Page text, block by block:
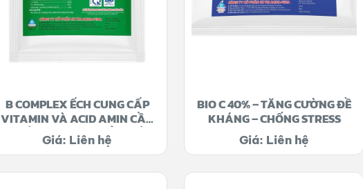
B COMPLEX ẾCH CUNG CẤP
VITAMIN VÀ ACID AMIN CẦN
THIẾT CHO TRAO ĐỔI CHẤT
Giá: Liên hệ
BIO C 40% – TĂNG CƯỜNG ĐỀ
KHÁNG – CHỐNG STRESS
Giá: Liên hệ